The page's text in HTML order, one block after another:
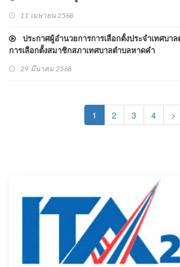
11 เมษายน 2568
ประกาศผู้อำนวยการการเลือกตั้งประจำเทศบาล
การเลือกตั้งสมาชิกสภาเทศบาลตำบลหาดคำ
29 มีนาคม 2568
1 (current)
2 3 4 >